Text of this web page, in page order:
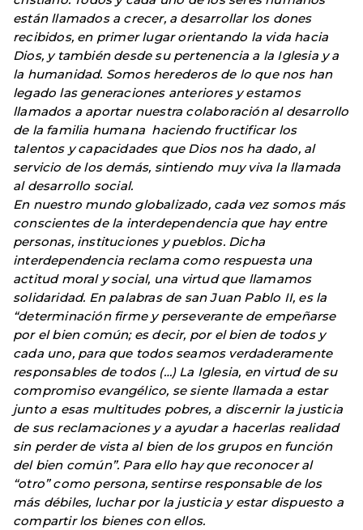
están llamados a crecer, a desarrollar los dones
recibidos, en primer lugar orientando la vida hacia
Dios, y también desde su pertenencia a la Iglesia y a
la humanidad. Somos herederos de lo que nos han
legado las generaciones anteriores y estamos
llamados a aportar nuestra colaboración al desarrollo
de la familia humana haciendo fructificar los
talentos y capacidades que Dios nos ha dado, al
servicio de los demás, sintiendo muy viva la llamada
al desarrollo social.
En nuestro mundo globalizado, cada vez somos más
conscientes de la interdependencia que hay entre
personas, instituciones y pueblos. Dicha
interdependencia reclama como respuesta una
actitud moral y social, una virtud que llamamos
solidaridad. En palabras de san Juan Pablo II, es la
“determinación firme y perseverante de empeñarse
por el bien común; es decir, por el bien de todos y
cada uno, para que todos seamos verdaderamente
responsables de todos (…) La Iglesia, en virtud de su
compromiso evangélico, se siente llamada a estar
junto a esas multitudes pobres, a discernir la justicia
de sus reclamaciones y a ayudar a hacerlas realidad
sin perder de vista al bien de los grupos en función
del bien común”. Para ello hay que reconocer al
“otro” como persona, sentirse responsable de los
más débiles, luchar por la justicia y estar dispuesto a
compartir los bienes con ellos.